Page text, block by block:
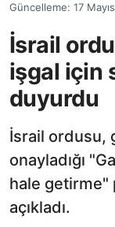
Güncelleme: 17
İsrail
işgal için
duyurdu
İsrail ordusu,
onayladığı
hale getirme"
açıkladı.